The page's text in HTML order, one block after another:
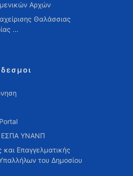
Αρχών
Θαλάσσιας
…
ΕΣΠΑ ΥΝΑΝΠ
και Επαγγελματικής
του Δημοσίου